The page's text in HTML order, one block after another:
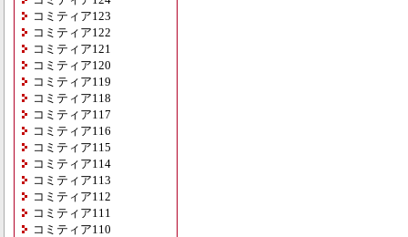
コミティア123
コミティア122
コミティア121
コミティア120
コミティア119
コミティア118
コミティア117
コミティア116
コミティア115
コミティア114
コミティア113
コミティア112
コミティア111
コミティア110